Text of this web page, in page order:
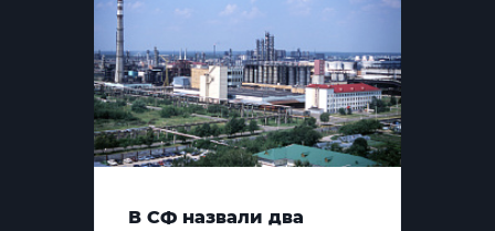
В СФ назвали два